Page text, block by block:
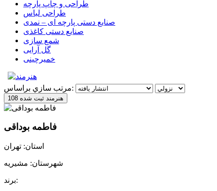
طراحی و چاپ پارچه
طراحی لباس
صنایع دستی پارچه ای – نمدی
صنایع دستی کاغذی
شمع سازی
گل آرایی
خمیرچینی
مرتب سازي براساس:
108 هنرمند ثبت شده
فاطمه بوداقی
استان: تهران
شهرستان: مشیریه
برند: